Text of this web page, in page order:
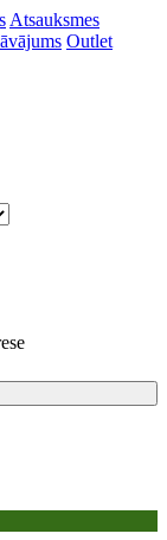
Atsauksmes
Outlet